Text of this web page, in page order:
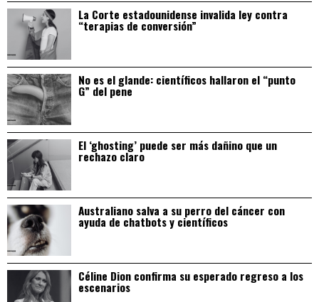
La Corte estadounidense invalida ley contra
“terapias de conversión”
No es el glande: científicos hallaron el “punto
G” del pene
El ‘ghosting’ puede ser más dañino que un
rechazo claro
Australiano salva a su perro del cáncer con
ayuda de chatbots y científicos
Céline Dion confirma su esperado regreso a los
escenarios